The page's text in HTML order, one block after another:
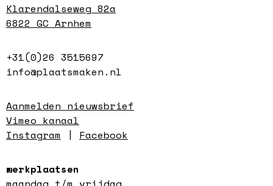
Klarendalseweg 82a
6822 GC Arnhem
+31(0)26 3515697
info@plaatsmaken.nl
Aanmelden nieuwsbrief
Vimeo kanaal
Instagram | Facebook
werkplaatsen